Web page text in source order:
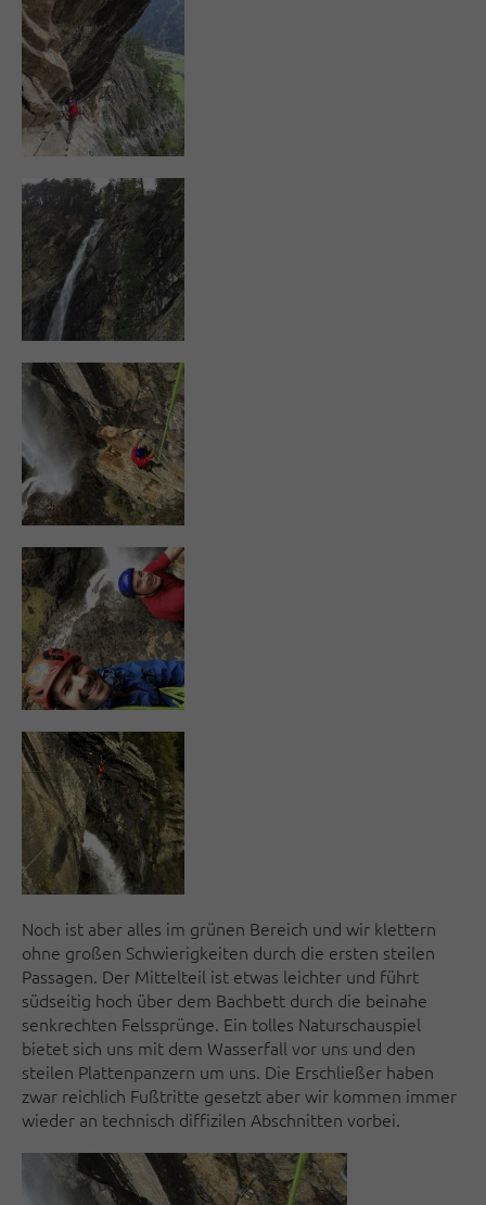
Noch ist aber alles im grünen Bereich und wir klettern
ohne großen Schwierigkeiten durch die ersten steilen
Passagen. Der Mittelteil ist etwas leichter und führt
südseitig hoch über dem Bachbett durch die beinahe
senkrechten Felssprünge. Ein tolles Naturschauspiel
bietet sich uns mit dem Wasserfall vor uns und den
steilen Plattenpanzern um uns. Die Erschließer haben
zwar reichlich Fußtritte gesetzt aber wir kommen immer
wieder an technisch diffizilen Abschnitten vorbei.